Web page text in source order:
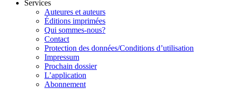
Services
Auteures et auteurs
Éditions imprimées
Qui sommes-nous?
Contact
Protection des données/Conditions d’utilisation
Impressum
Prochain dossier
L’application
Abonnement